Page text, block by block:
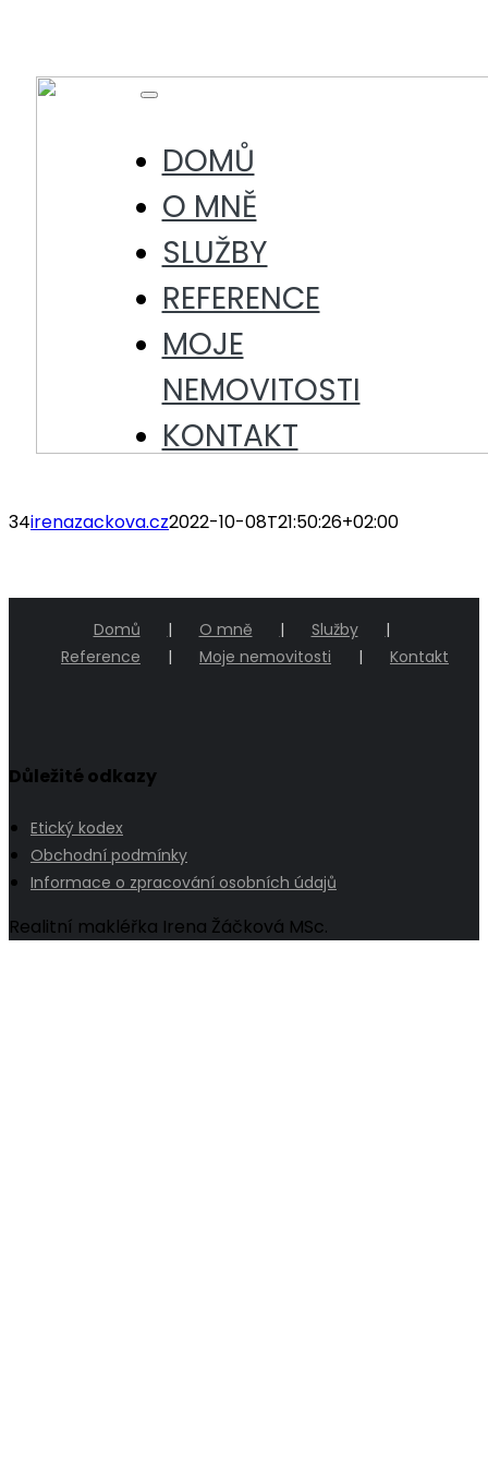
content
Toggle
DOMŮ
O MNĚ
SLUŽBY
REFERENCE
MOJE
NEMOVITOSTI
KONTAKT
34irenazackova.cz2022-10-08T21:50:26+02:00
Důležité odkazy
Etický kodex
Obchodní podmínky
Informace o zpracování osobních údajů
Domů O mně
Služby
Reference
Moje nemovitosti Kontakt
Realitní makléřka Irena Žáčková MSc.